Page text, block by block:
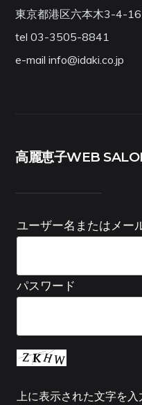
東京都港区六本木3-4-
tel 03-3505-8841
e-mail info@idaki.co.jp
高麗恵子WEB
ユーザー名またはメー
パスワード
上に表示された文字を入